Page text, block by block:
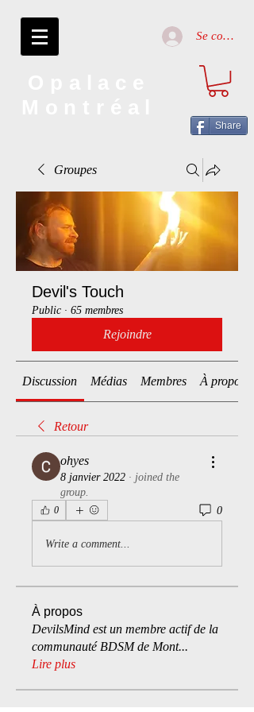
Se connecter
Share
Groupes
Devil's Touch
Public · 65 membres
Rejoindre
Discussion Médias Membres À propos
Retour
ohyes
8 janvier 2022 · joined the
group.
0 0
Write a comment...
À propos
DevilsMind est un membre actif de la
communauté BDSM de Mont...
Lire plus